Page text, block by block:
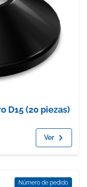
D15 (20 piezas)
Ver
Número de pedido